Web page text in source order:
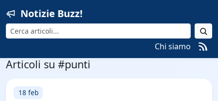
Notizie Buzz!
Cerca
Chi siamo
Articoli su #punti
18 feb